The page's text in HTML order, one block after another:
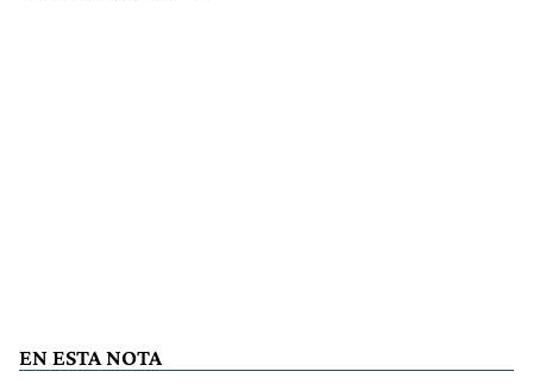
EN ESTA NOTA